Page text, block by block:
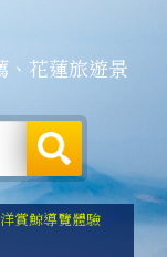
、花蓮旅遊景
賞鯨導覽體驗